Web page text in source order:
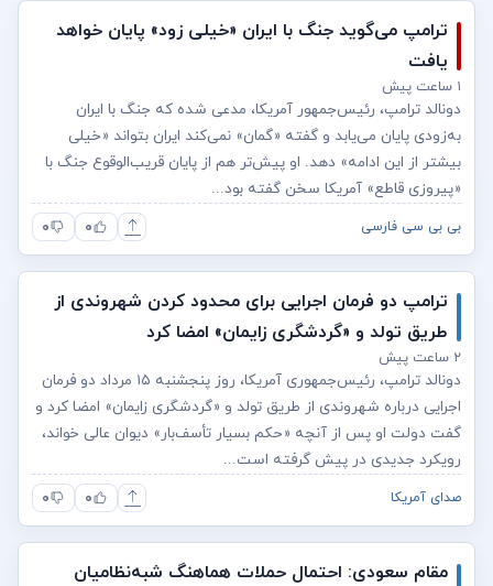
ترامپ می‌گوید جنگ با ایران «خیلی زود» پایان خواهد
یافت
۱ ساعت پیش
دونالد ترامپ، رئیس‌جمهور آمریکا، مدعی شده که جنگ با ایران
به‌زودی پایان می‌یابد و گفته «گمان» نمی‌کند ایران بتواند «خیلی
بیشتر از این ادامه» دهد. او پیش‌تر هم از پایان قریب‌الوقوع جنگ با
«پیروزی قاطع» آمریکا سخن گفته بود...
بی بی سی فارسی ۰ ۰
ترامپ دو فرمان اجرایی برای محدود کردن شهروندی از
طریق تولد و «گردشگری زایمان» امضا کرد
۲ ساعت پیش
دونالد ترامپ، رئیس‌جمهوری آمریکا، روز پنجشنبه ۱۵ مرداد دو فرمان
اجرایی درباره شهروندی از طریق تولد و «گردشگری زایمان» امضا کرد و
گفت دولت او پس از آنچه «حکم بسیار تأسف‌بار» دیوان عالی خواند،
رویکرد جدیدی در پیش گرفته است...
صدای آمریکا ۰ ۰
مقام سعودی: احتمال حملات هماهنگ شبه‌نظامیان